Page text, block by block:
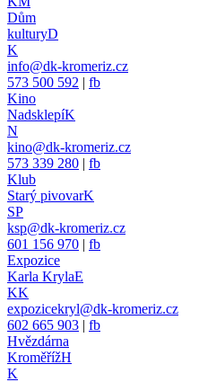
Dům
kulturyD
K
info@dk-kromeriz.cz
573 500 592 | fb
Kino
NadsklepíK
N
kino@dk-kromeriz.cz
573 339 280 | fb
Klub
Starý pivovarK
SP
ksp@dk-kromeriz.cz
601 156 970 | fb
Expozice
Karla KrylaE
KK
expozicekryl@dk-kromeriz.cz
602 665 903 | fb
Hvězdárna
KroměřížH
K